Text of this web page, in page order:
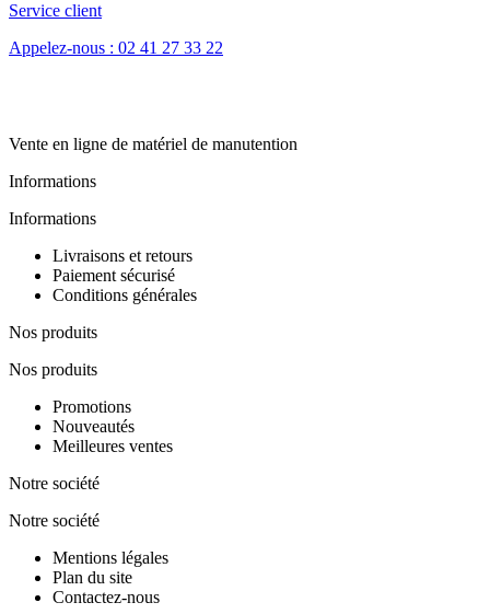
Service client
Appelez-nous : 02 41 27 33 22
Vente en ligne de matériel de manutention
Informations
Informations
Livraisons et retours
Paiement sécurisé
Conditions générales
Nos produits
Nos produits
Promotions
Nouveautés
Meilleures ventes
Notre société
Notre société
Mentions légales
Plan du site
Contactez-nous